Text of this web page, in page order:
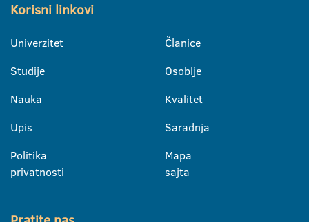
Korisni linkovi
Univerzitet
Studije
Nauka
Upis
Politika
privatnosti
Članice
Osoblje
Kvalitet
Saradnja
Mapa
sajta